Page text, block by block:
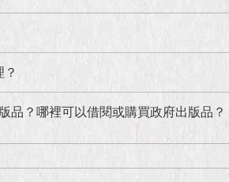
品？哪裡可以借閱或購買政府出版品？